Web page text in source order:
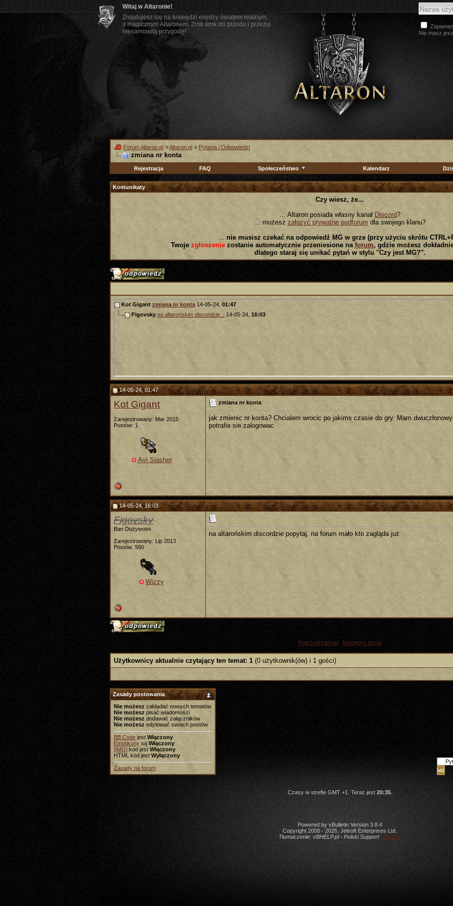
Witaj w Altaronie!
Znajdujesz się na krawędzi między światem realnym,
a magicznym Altaronem. Zrób krok do przodu i przeżyj
niesamowitą przygodę!
Nie masz
Forum Altaron.pl >Altaron.pl > Pytania i Odpowiedzi
zmiana nr konta
Rejestracja FAQ Społeczeństwo Kalendarz
Komunikaty
Czy wiesz, że...
... Altaron posiada własny kanał Discord?
... możesz założyć prywatne podforum dla swojego klanu?
... nie musisz czekać na odpowiedź MG w grze (przy użyciu skrótu
Twoje zgłoszeniezostanie automatycznie przeniesione na forum, gdzie możesz
dlatego staraj się unikać pytań w stylu "Czy jest MG?".
Kot Gigant zmiana nr konta 14-05-24, 01:47
Figovsky na altarońskim discordzie... 14-05-24, 16:03
14-05-24, 01:47
Kot Gigant
Zarejestrowany: Mar 2015
Postów: 1
Avi Slasher
zmiana nr konta
jak zmienic nr konta? Chcialem wrocic po jakims czasie do gry. Mam
potrafie sie zalogowac
14-05-24, 16:03
Figovsky
Ban Dożywotni
Zarejestrowany: Lip 2013
Postów: 560
Wizzy
na altarońskim discordzie popytaj, na forum mało kto zagląda już
Poprzedni temat| Następny temat
Użytkownicy aktualnie czytający ten temat: 1 (0 użytkownik(ów) i 1 gości)
Zasady postowania
Nie możesz zakładać nowych tematów
Nie możesz pisać wiadomości
Nie możesz dodawać załączników
Nie możesz edytować swoich postów
BB Code jest Włączony
Emotikony są Włączony
[IMG] kod jest Włączony
HTML kod jest Wyłączony
Zasady na forum
Czasy w strefie GMT +1. Teraz jest20:35.
Powered by vBulletin Version 3.8.4
Copyright 2000 - 2026, Jelsoft Enterprises Ltd.
Tłumaczenie: vBHELP.pl - Polski Support vBulletin